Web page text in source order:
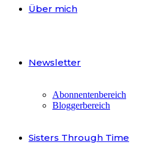
Über mich
Newsletter
Abonnentenbereich
Bloggerbereich
Sisters Through Time